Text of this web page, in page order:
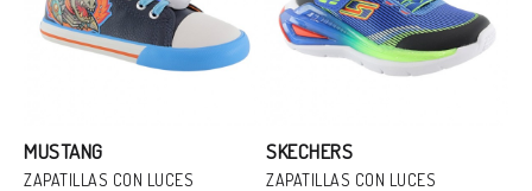
MUSTANG
ZAPATILLAS CON LUCES
SKECHERS
ZAPATILLAS CON LUCES